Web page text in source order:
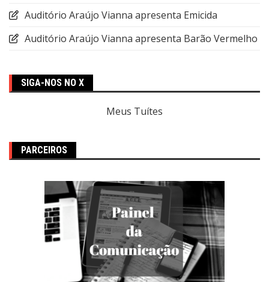
Auditório Araújo Vianna apresenta Emicida
Auditório Araújo Vianna apresenta Barão Vermelho
SIGA-NOS NO X
Meus Tuítes
PARCEIROS